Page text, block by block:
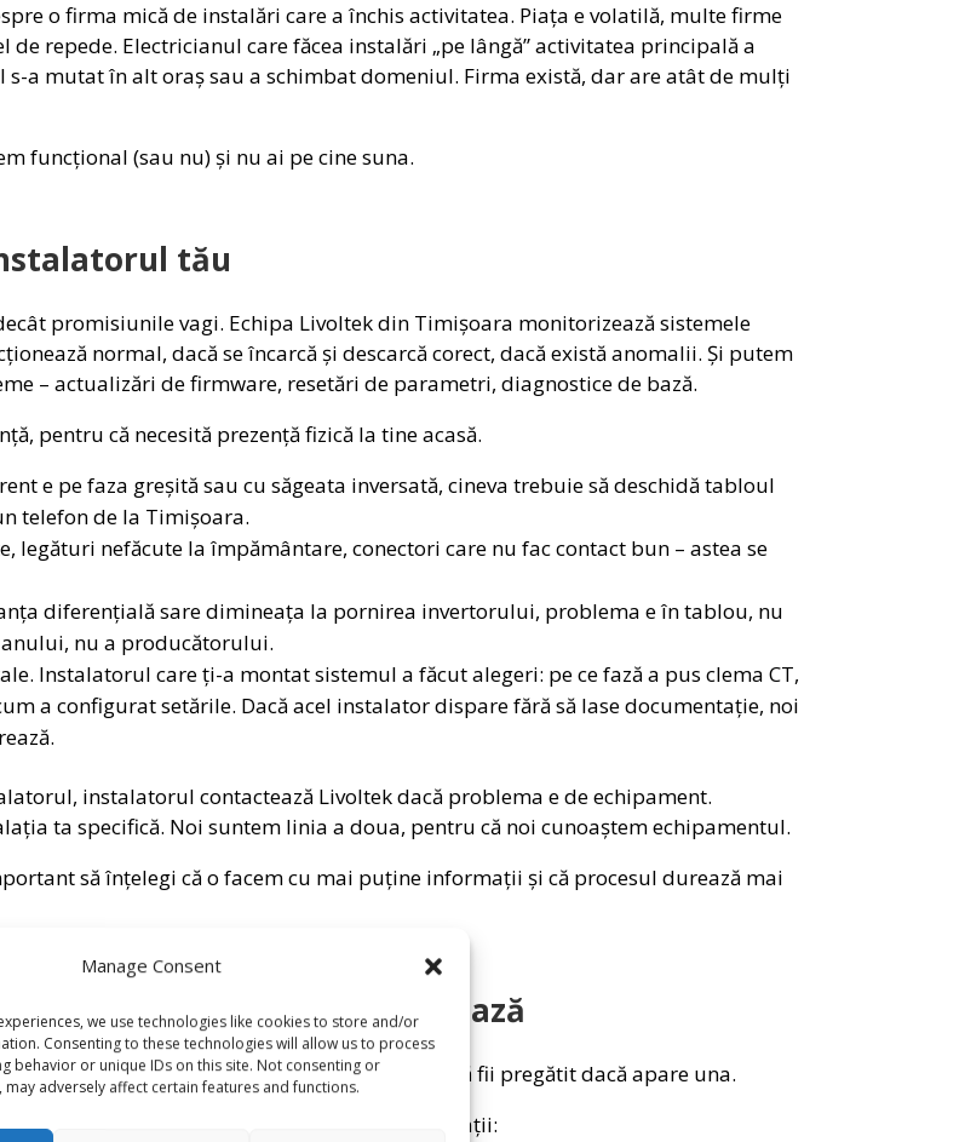
Manage Consent
we use technologies like cookies to store and/or
Consenting to these technologies will allow us to process
behavior or unique IDs on this site. Not consenting or
adversely affect certain features and functions.
o firma mică de instalări care a închis activitatea. Piața e volatilă, multe firme
repede. Electricianul care făcea instalări „pe lângă” activitatea principală a
a mutat în alt oraș sau a schimbat domeniul. Firma există, dar are atât de mulți
funcțional (sau nu) și nu ai pe cine suna.
tău
promisiunile vagi. Echipa Livoltek din Timișoara monitorizează sistemele
normal, dacă se încarcă și descarcă corect, dacă există anomalii. Și putem
– actualizări de firmware, resetări de parametri, diagnostice de bază.
pentru că necesită prezență fizică la tine acasă.
e pe faza greșită sau cu săgeata inversată, cineva trebuie să deschidă tabloul
telefon de la Timișoara.
legături nefăcute la împământare, conectori care nu fac contact bun – astea se
diferențială sare dimineața la pornirea invertorului, problema e în tablou, nu
nu a producătorului.
Instalatorul care ți-a montat sistemul a făcut alegeri: pe ce fază a pus clema CT,
a configurat setările. Dacă acel instalator dispare fără să lase documentație, noi
instalatorul contactează Livoltek dacă problema e de echipament.
ta specifică. Noi suntem linia a doua, pentru că noi cunoaștem echipamentul.
să înțelegi că o facem cu mai puține informații și că procesul durează mai
la instalator și de ce contează
ți-o dăm înainte să ai o problemă, tocmai ca să fii pregătit dacă apare una.
(și păstrează în siguranță) următoarele informații: